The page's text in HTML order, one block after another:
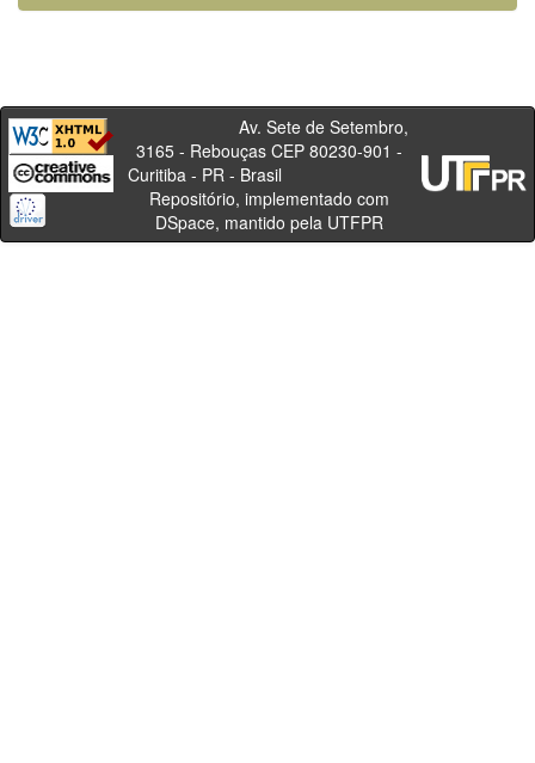
Av. Sete de Setembro,
3165 - Rebouças CEP 80230-901 -
Curitiba - PR - Brasil
Repositório, implementado com
DSpace, mantido pela UTFPR